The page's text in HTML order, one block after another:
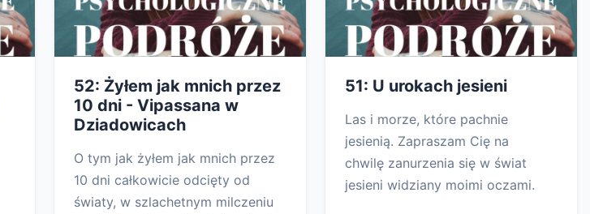
52: Żyłem jak mnich przez
10 dni - Vipassana w
Dziadowicach
O tym jak żyłem jak mnich przez
10 dni całkowicie odcięty od
światy, w szlachetnym milczeniu
51: U urokach jesieni
Las i morze, które pachnie
jesienią. Zapraszam Cię na
chwilę zanurzenia się w świat
jesieni widziany moimi oczami.